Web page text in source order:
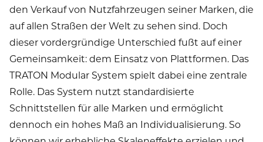
den Verkauf von Nutzfahrzeugen seiner Marken, die
auf allen Straßen der Welt zu sehen sind. Doch
dieser vordergründige Unterschied fußt auf einer
Gemeinsamkeit: dem Einsatz von Plattformen. Das
TRATON Modular System spielt dabei eine zentrale
Rolle. Das System nutzt standardisierte
Schnittstellen für alle Marken und ermöglicht
dennoch ein hohes Maß an Individualisierung. So